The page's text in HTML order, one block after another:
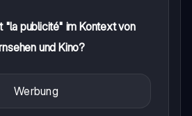
"la publicité" im Kontext von
und Kino?
Werbung